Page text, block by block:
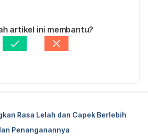
Andrian
oleh
Hello Sehat Medical
artikel ini membantu?
Rasa Lelah dan Capek Berlebih
Penanganannya